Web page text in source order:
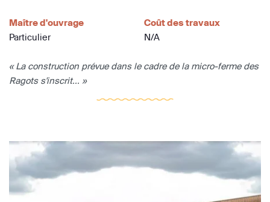
Maître d'ouvrage
Particulier
Coût des travaux
N/A
« La construction prévue dans le cadre de la micro-ferme des
Ragots s'inscrit... »